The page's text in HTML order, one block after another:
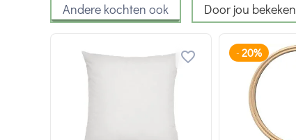
Andere kochten ook Door jou bekeken
- 20%